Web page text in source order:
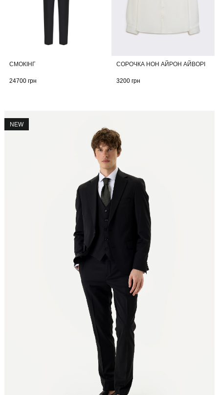
СМОКІНГ
24700 грн
СОРОЧКА НОН АЙРОН АЙВОРІ
3200 грн
NEW